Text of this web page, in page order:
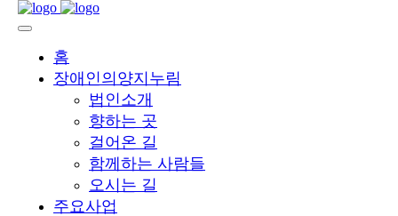
홈
장애인의양지누림
법인소개
향하는 곳
걸어온 길
함께하는 사람들
오시는 길
주요사업